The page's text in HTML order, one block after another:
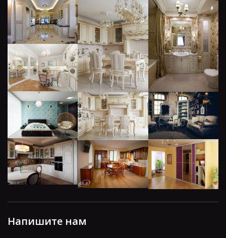
Напишите нам